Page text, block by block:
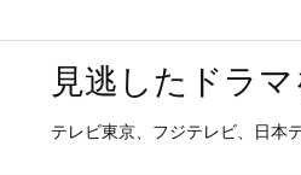
見逃したドラ
テレビ東京、フジテレビ、日本